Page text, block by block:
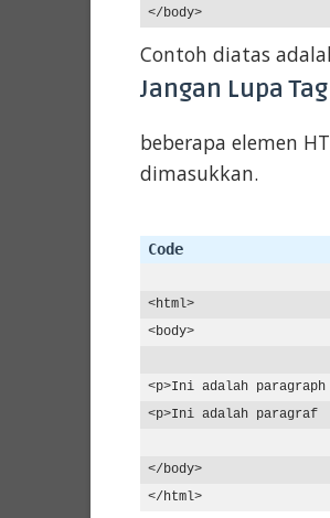
</body>
Contoh diatas
Jangan Lupa
beberapa elemen
dimasukkan.
<html>
<body>
<p>Ini
<p>Ini adalah paragraf
</body>
</html>